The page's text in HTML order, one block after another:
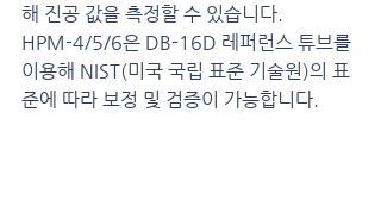
해 진공 값을 측정할 수 있습니다.
HPM-4/5/6은 DB-16D 레퍼런스 튜브를
이용해 NIST(미국 국립 표준 기술원)의 표
준에 따라 보정 및 검증이 가능합니다.